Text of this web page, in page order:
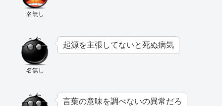
名無し
名無し
起源を主張してないと死ぬ病気
言葉の意味を調べないの異常だろ